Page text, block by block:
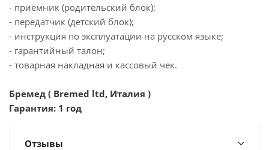
- приёмник (родительский блок);
- передатчик (детский блок);
- инструкция по эксплуатации на русском языке;
- гарантийный талон;
- товарная накладная и кассовый чек.
Бремед ( Bremed ltd, Италия )
Гарантия: 1 год
Отзывы